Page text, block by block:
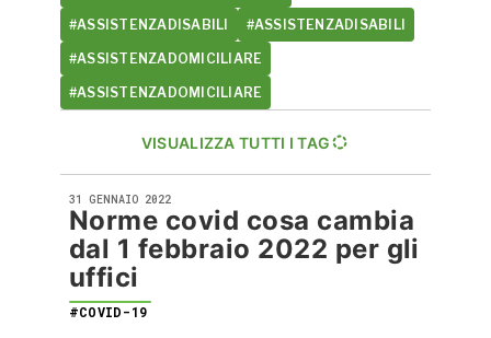
#ASSISTENZADISABILI #ASSISTENZADISABILI
#ASSISTENZADOMICILIARE
#ASSISTENZADOMICILIARE
VISUALIZZA TUTTI I TAG
31 GENNAIO 2022
Norme covid cosa cambia
dal 1 febbraio 2022 per gli
uffici
#COVID-19